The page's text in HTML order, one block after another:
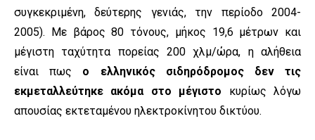
συγκεκριμένη, δεύτερης γενιάς, την περίοδο 2004-
2005). Με βάρος 80 τόνους, μήκος 19,6 μέτρων και
μέγιστη ταχύτητα πορείας 200 χλμ/ώρα, η αλήθεια
είναι πως ο ελληνικός σιδηρόδρομος δεν τις
εκμεταλλεύτηκε ακόμα στο μέγιστο κυρίως λόγω
απουσίας εκτεταμένου ηλεκτροκίνητου δικτύου.